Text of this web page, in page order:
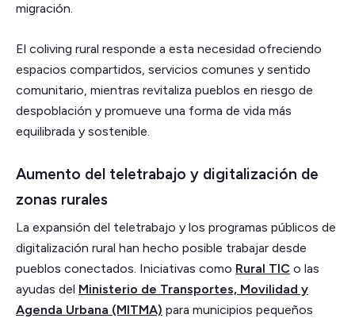
migración.
El coliving rural responde a esta necesidad ofreciendo
espacios compartidos, servicios comunes y sentido
comunitario, mientras revitaliza pueblos en riesgo de
despoblación y promueve una forma de vida más
equilibrada y sostenible.
Aumento del teletrabajo y digitalización de
zonas rurales
La expansión del teletrabajo y los programas públicos de
digitalización rural han hecho posible trabajar desde
pueblos conectados. Iniciativas como Rural TIC o las
ayudas del Ministerio de Transportes, Movilidad y
Agenda Urbana (MITMA) para municipios pequeños